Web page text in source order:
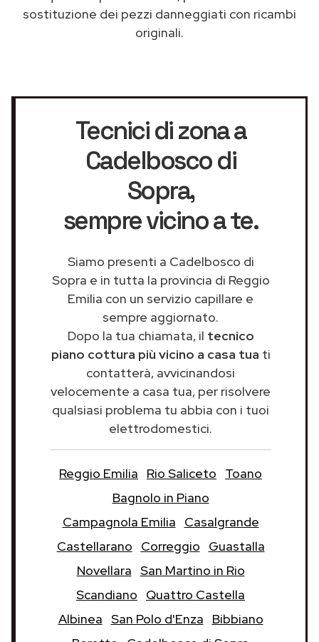
sostituzione dei pezzi danneggiati con ricambi
originali.
Tecnici di zona a
Cadelbosco di
Sopra,
sempre vicino a te.
Siamo presenti a Cadelbosco di
Sopra e in tutta la provincia di Reggio
Emilia con un servizio capillare e
sempre aggiornato.
Dopo la tua chiamata, il tecnico
piano cottura più vicino a casa tua ti
contatterà, avvicinandosi
velocemente a casa tua, per risolvere
qualsiasi problema tu abbia con i tuoi
elettrodomestici.
Reggio Emilia Rio Saliceto
Toano
Bagnolo in Piano
Campagnola Emilia
Casalgrande
Castellarano
Correggio
Guastalla
Novellara San Martino in Rio
Scandiano
Quattro Castella
Albinea San Polo d'Enza
Bibbiano